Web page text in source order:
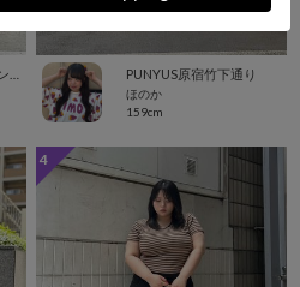
PUNYUS原宿竹下通り
ほのか
159cm
4